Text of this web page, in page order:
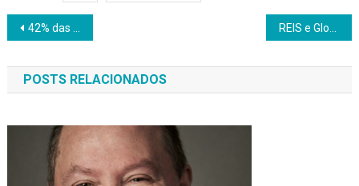
Navegação
de
Post
42% das mulheres investem, mas homens ainda são maioria, diz pesquisa
POSTS RELACIONADOS